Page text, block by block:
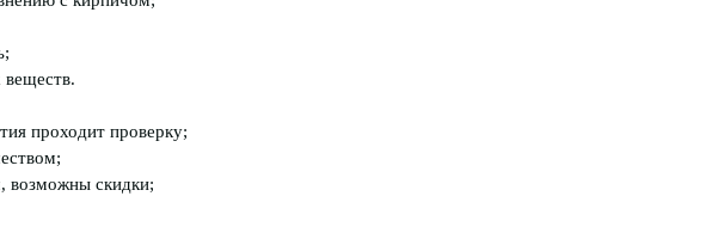
веществ.
проходит проверку;
возможны скидки;